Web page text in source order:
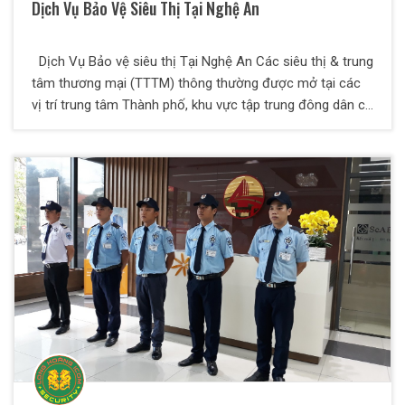
hoặc mưa ướt, ngập lụt gây hư hại tài sản.
Dịch Vụ Bảo Vệ Siêu Thị Tại Nghệ An
Dịch Vụ Bảo vệ siêu thị Tại Nghệ An Các siêu thị & trung
tâm thương mại (TTTM) thông thường được mở tại các
vị trí trung tâm Thành phố, khu vực tập trung đông dân cư
đúc, đủ mọi thành phần về trình độ văn hóa, chủng tộc và
quốc gia. Hướng đến mục đích duy trì sự ổn định cho mọi
kinh doanh thương mại, đảm bảo công tác an ninh và an
toàn tài sản của doanh nghiệp và khách hàng tham quan
mua sắm tại siêu thị – TTTM. Đồng thời luôn nâng cao uy
tín, năng lực canh tranh, chất lượng dịch vụ phục vụ
khách hàng tốt nhất và khẳng định đẳng cấp thương hiệu.
Các nhà quản lý điều hành luôn tìm kiếm phương án bảo
vệ siêu thị & giải pháp bảo vệ TTTM an toàn hiệu quả và
tốt ưu nhất.rung đông dân cư và tại các trục đường chính
có mật độ giao thông đông đúc. Có lượng khách ra/ vào